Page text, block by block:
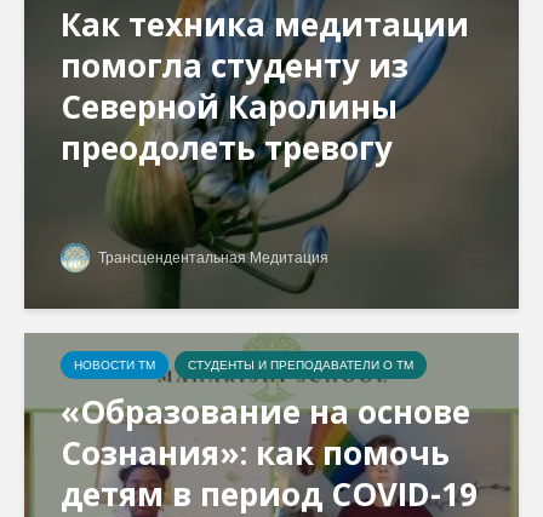
Как техника медитации
помогла студенту из
Северной Каролины
преодолеть тревогу
Трансцендентальная Медитация
НОВОСТИ ТМ СТУДЕНТЫ И ПРЕПОДАВАТЕЛИ О ТМ
«Образование на основе
Сознания»: как помочь
детям в период COVID-19